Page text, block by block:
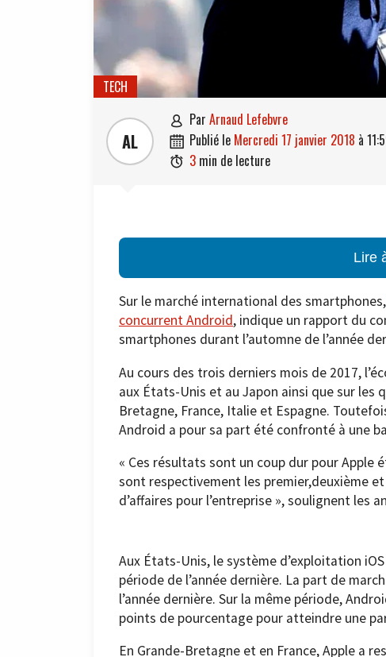
TECH
AL
 par Arnaud Lefebvre
 publié le mercredi 17 janvier 2018 à
 3 min de lecture
Lire
Sur le marché international des smartphones,
concurrent Android, indique un rapport du
smartphones durant l’automne de l’année
Au cours des trois derniers mois de 2017,
aux États-Unis et au Japon ainsi que sur les
Bretagne, France, Italie et Espagne.
Android a pour sa part été confronté à une
« Ces résultats sont un coup dur pour Apple
sont respectivement les premier,deuxième
d’affaires pour l’entreprise », soulignent les
Aux États-Unis, le système d’exploitation
période de l’année dernière. La part de
l’année dernière. Sur la même période,
points de pourcentage pour atteindre une
En Grande-Bretagne et en France, Apple a